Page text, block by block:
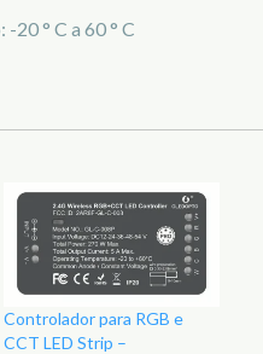
20 ° C a 60 ° C
Controlador para RGB e
CCT LED Strip –